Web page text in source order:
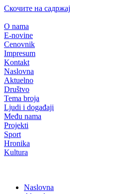
Скочите на садржај
O nama
E-novine
Cenovnik
Impresum
Kontakt
Naslovna
Aktuelno
Društvo
Tema broja
Ljudi i događaji
Među nama
Projekti
Sport
Hronika
Kultura
Naslovna